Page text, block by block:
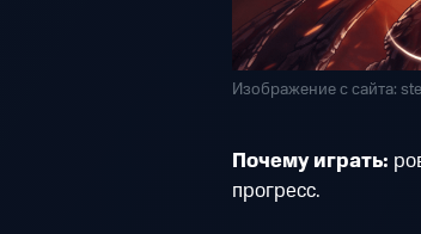
Изображение с сайта:
Почему играть:
прогресс.